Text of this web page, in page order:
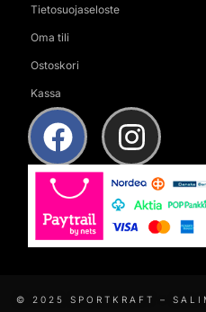
Tietosuojaseloste
Oma tili
Ostoskori
Kassa
© 2025 SPORTKRAFT –